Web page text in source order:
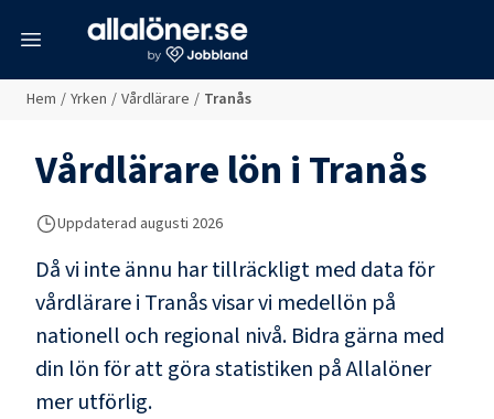
Hem / Yrken / Vårdlärare / Tranås
Vårdlärarelön iTranås
Uppdaterad augusti 2026
Då vi inte ännu har tillräckligt med data för
vårdlärarei Tranåsvisar vi medellön på
nationell och regional nivå. Bidra gärna med
din lön för att göra statistiken på Allalöner
mer utförlig.